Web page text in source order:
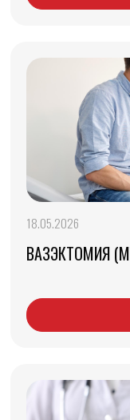
18.05.2026
ВАЗЭКТОМИЯ